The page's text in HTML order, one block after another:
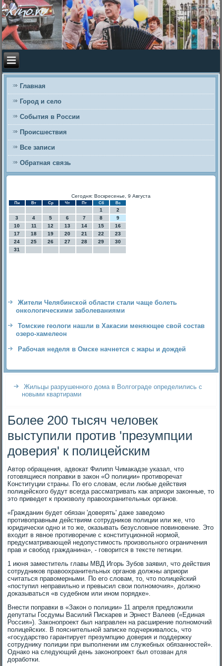
Главная
Город и село
События в России
Происшествия
Все записи
Обратная связь
Сегодня: Воскресенье, 9 Августа
Пн Вт Ср Чт Пт Сб Вс
1
2
3
4 5 6 7 8
9
10
11 12 13 14 15
16
17
18 19 20 21 22
23
24
25 26 27 28 29
30
31
Жители Челябинской области стали чаще болеть
онкологическими заболеваниями
Томские геологи нашли в Хакасии меняющее свой состав
озеро-хамелеон
Рабочая неделя в Омске начнется с жары и дождей
Жильцы разрушенного дома в Волгограде определились с
новыми квартирами
Более 200 тысяч человек
выступили против 'презумпции
доверия' к полицейским
Автор обращения, адвокат Филипп Чимакадзе указал, что
готовящиеся поправки в закон «О полиции» противоречат
Конституции страны. По его словам, если любые действия
полицейского будут всегда рассматривать как априори законные, то
это приведет к произволу правоохранительных органов.
«Гражданин будет обязан 'доверять' даже заведомо
противоправным действиям сотрудников полиции или же, что
юридически одно и то же, оказывать безусловное повиновение. Это
входит в явное противоречие с конституционной нормой,
предусматривающей недопустимость произвольного ограничения
прав и свобод гражданина», - говорится в тексте петиции.
1 июня заместитель главы МВД Игорь Зубов заявил, что действия
сотрудников правоохранительных органов должны априори
считаться правомерными. По его словам, то, что полицейский
«поступил неправильно и превысил свои полномочия», должно
доказываться «в судебном или ином порядке».
Внести поправки в «Закон о полиции» 11 апреля предложили
депутаты Госдумы Василий Пискарев и Эрнест Валеев («Единая
Россия»). Законопроект был направлен на расширение полномочий
полицейских. В пояснительной записке подчеркивалось, что
«государство гарантирует презумпцию доверия и поддержку
сотруднику полиции при выполнении им служебных обязанностей».
Однако на следующий день законопроект был отозван для
доработки.